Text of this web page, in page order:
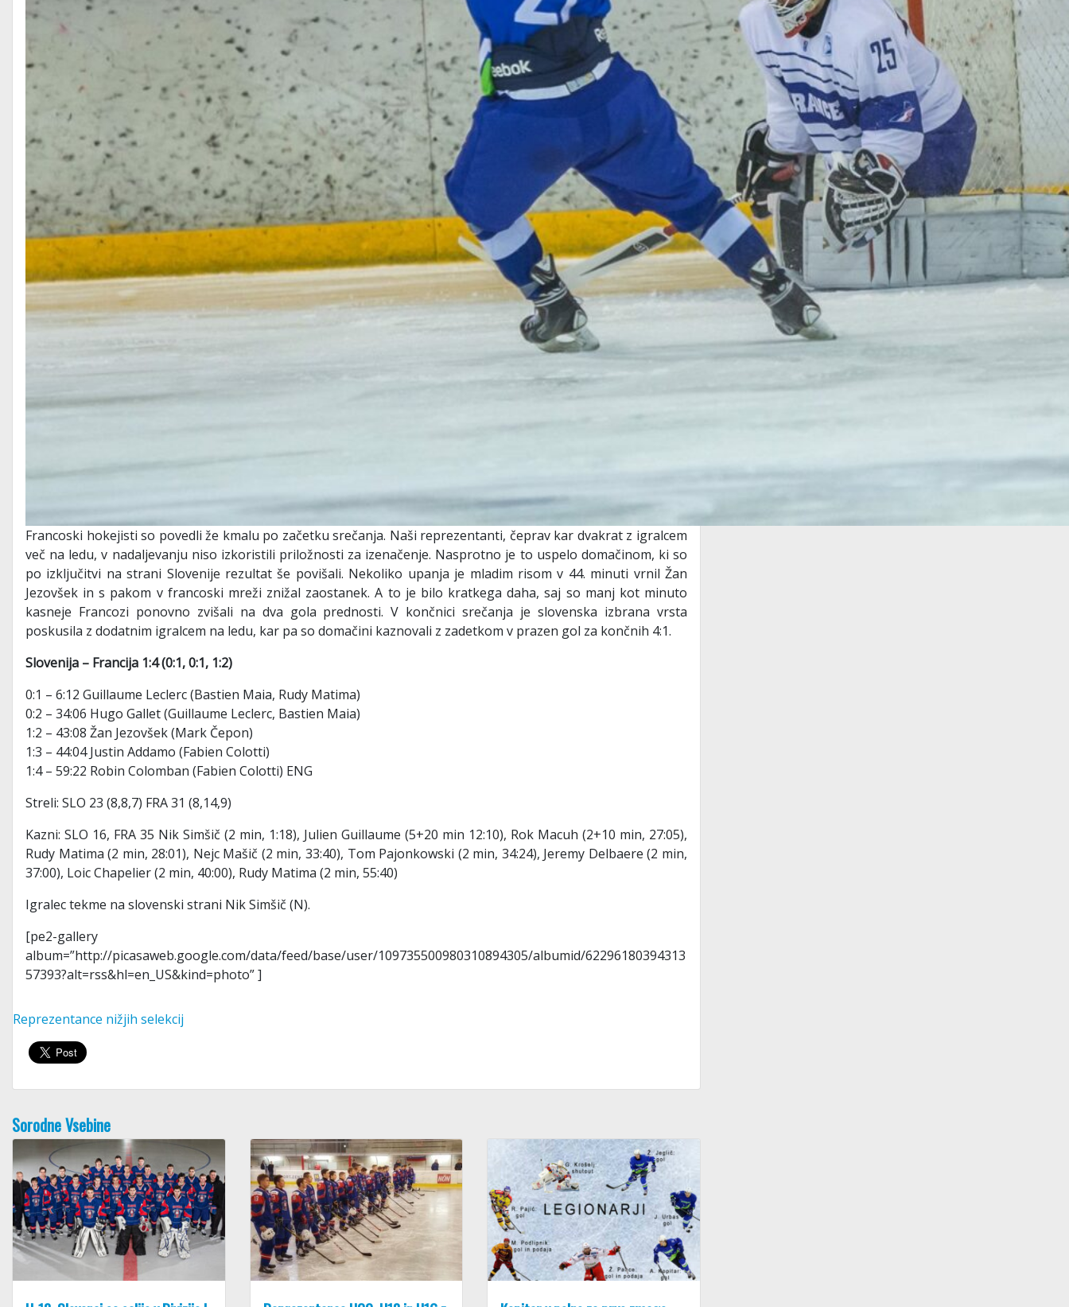
Francoski hokejisti so povedli že kmalu po začetku srečanja. Naši reprezentanti, čeprav kar dvakrat z igralcem
več na ledu, v nadaljevanju niso izkoristili priložnosti za izenačenje. Nasprotno je to uspelo domačinom, ki so
po izključitvi na strani Slovenije rezultat še povišali. Nekoliko upanja je mladim risom v 44. minuti vrnil Žan
Jezovšek in s pakom v francoski mreži znižal zaostanek. A to je bilo kratkega daha, saj so manj kot minuto
kasneje Francozi ponovno zvišali na dva gola prednosti. V končnici srečanja je slovenska izbrana vrsta
poskusila z dodatnim igralcem na ledu, kar pa so domačini kaznovali z zadetkom v prazen gol za končnih 4:1.
Slovenija – Francija 1:4 (0:1, 0:1, 1:2)
0:1 – 6:12 Guillaume Leclerc (Bastien Maia, Rudy Matima)
0:2 – 34:06 Hugo Gallet (Guillaume Leclerc, Bastien Maia)
1:2 – 43:08 Žan Jezovšek (Mark Čepon)
1:3 – 44:04 Justin Addamo (Fabien Colotti)
1:4 – 59:22 Robin Colomban (Fabien Colotti) ENG
Streli: SLO 23 (8,8,7) FRA 31 (8,14,9)
Kazni: SLO 16, FRA 35 Nik Simšič (2 min, 1:18), Julien Guillaume (5+20 min 12:10), Rok Macuh (2+10 min, 27:05),
Rudy Matima (2 min, 28:01), Nejc Mašič (2 min, 33:40), Tom Pajonkowski (2 min, 34:24), Jeremy Delbaere (2 min,
37:00), Loic Chapelier (2 min, 40:00), Rudy Matima (2 min, 55:40)
Igralec tekme na slovenski strani Nik Simšič (N).
[pe2-gallery
album=”http://picasaweb.google.com/data/feed/base/user/109735500980310894305/albumid/62296180394313
57393?alt=rss&hl=en_US&kind=photo” ]
Reprezentance nižjih selekcij
Sorodne Vsebine